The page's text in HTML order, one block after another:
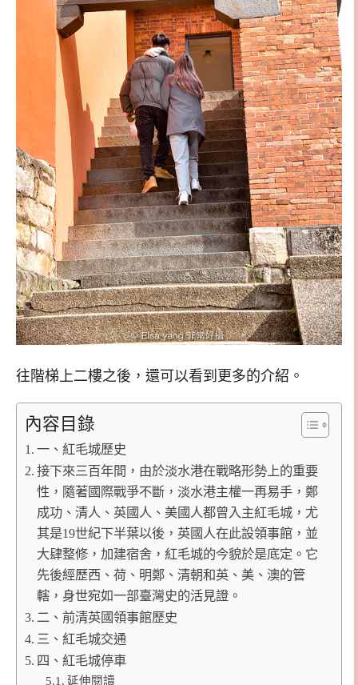
往階梯上二樓之後，還可以看到更多的介紹。
內容目錄
一、紅毛城歷史
接下來三百年間，由於淡水港在戰略形勢上的重要
性，隨著國際戰爭不斷，淡水港主權一再易手，鄭
成功、清人、英國人、美國人都曾入主紅毛城，尤
其是19世紀下半葉以後，英國人在此設領事館，並
大肆整修，加建宿舍，紅毛城的今貌於是底定。它
先後經歷西、荷、明鄭、清朝和英、美、澳的管
轄，身世宛如一部臺灣史的活見證。
二、前清英國領事館歷史
三、紅毛城交通
四、紅毛城停車
延伸閱讀